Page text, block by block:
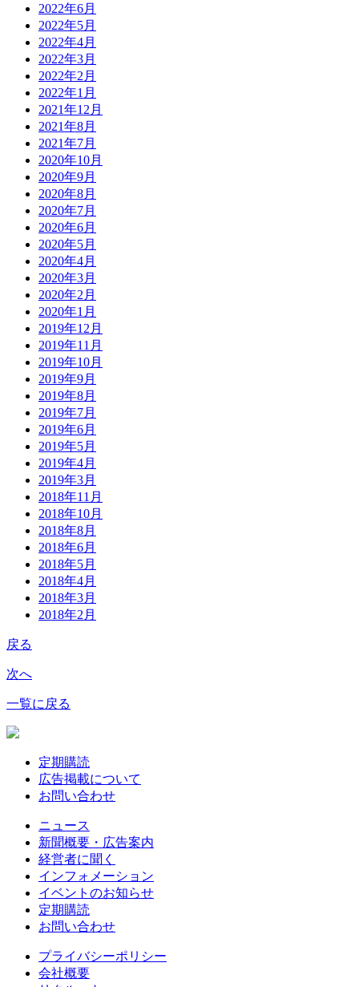
2022年6月
2022年5月
2022年4月
2022年3月
2022年2月
2022年1月
2021年12月
2021年8月
2021年7月
2020年10月
2020年9月
2020年8月
2020年7月
2020年6月
2020年5月
2020年4月
2020年3月
2020年2月
2020年1月
2019年12月
2019年11月
2019年10月
2019年9月
2019年8月
2019年7月
2019年6月
2019年5月
2019年4月
2019年3月
2018年11月
2018年10月
2018年8月
2018年6月
2018年5月
2018年4月
2018年3月
2018年2月
戻る
次へ
一覧に戻る
定期購読
広告掲載について
お問い合わせ
ニュース
新聞概要・広告案内
経営者に聞く
インフォメーション
イベントのお知らせ
定期購読
お問い合わせ
プライバシーポリシー
会社概要